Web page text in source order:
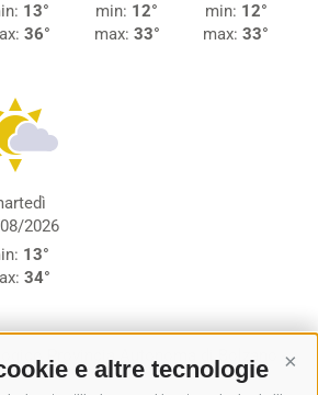
e altre tecnologie
13°
36°
min: 12°
max: 33°
min: 12°
max:33°
2026
13°
34°
Provincia Autonoma di Bolzano -